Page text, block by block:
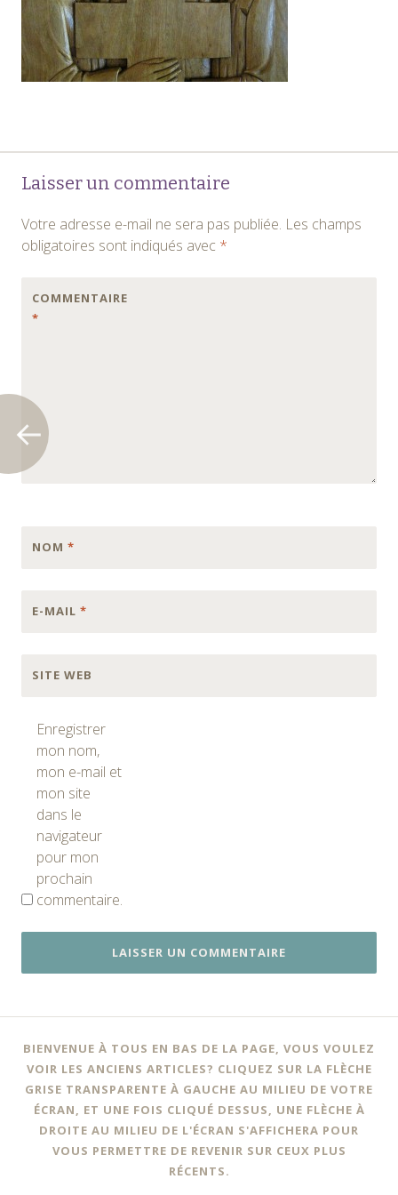
Navigation
des
articles
Laisser un commentaire
Votre adresse e-mail ne sera pas publiée. Les champs
obligatoires sont indiqués avec *
COMMENTAIRE
*
NOM *
E-MAIL *
SITE WEB
Enregistrer
mon nom,
mon e-mail et
mon site
dans le
navigateur
pour mon
prochain
commentaire.
BIENVENUE À TOUS EN BAS DE LA PAGE, VOUS VOULEZ
VOIR LES ANCIENS ARTICLES? CLIQUEZ SUR LA FLÈCHE
GRISE TRANSPARENTE À GAUCHE AU MILIEU DE VOTRE
ÉCRAN, ET UNE FOIS CLIQUÉ DESSUS, UNE FLÈCHE À
DROITE AU MILIEU DE L'ÉCRAN S'AFFICHERA POUR
VOUS PERMETTRE DE REVENIR SUR CEUX PLUS
RÉCENTS.